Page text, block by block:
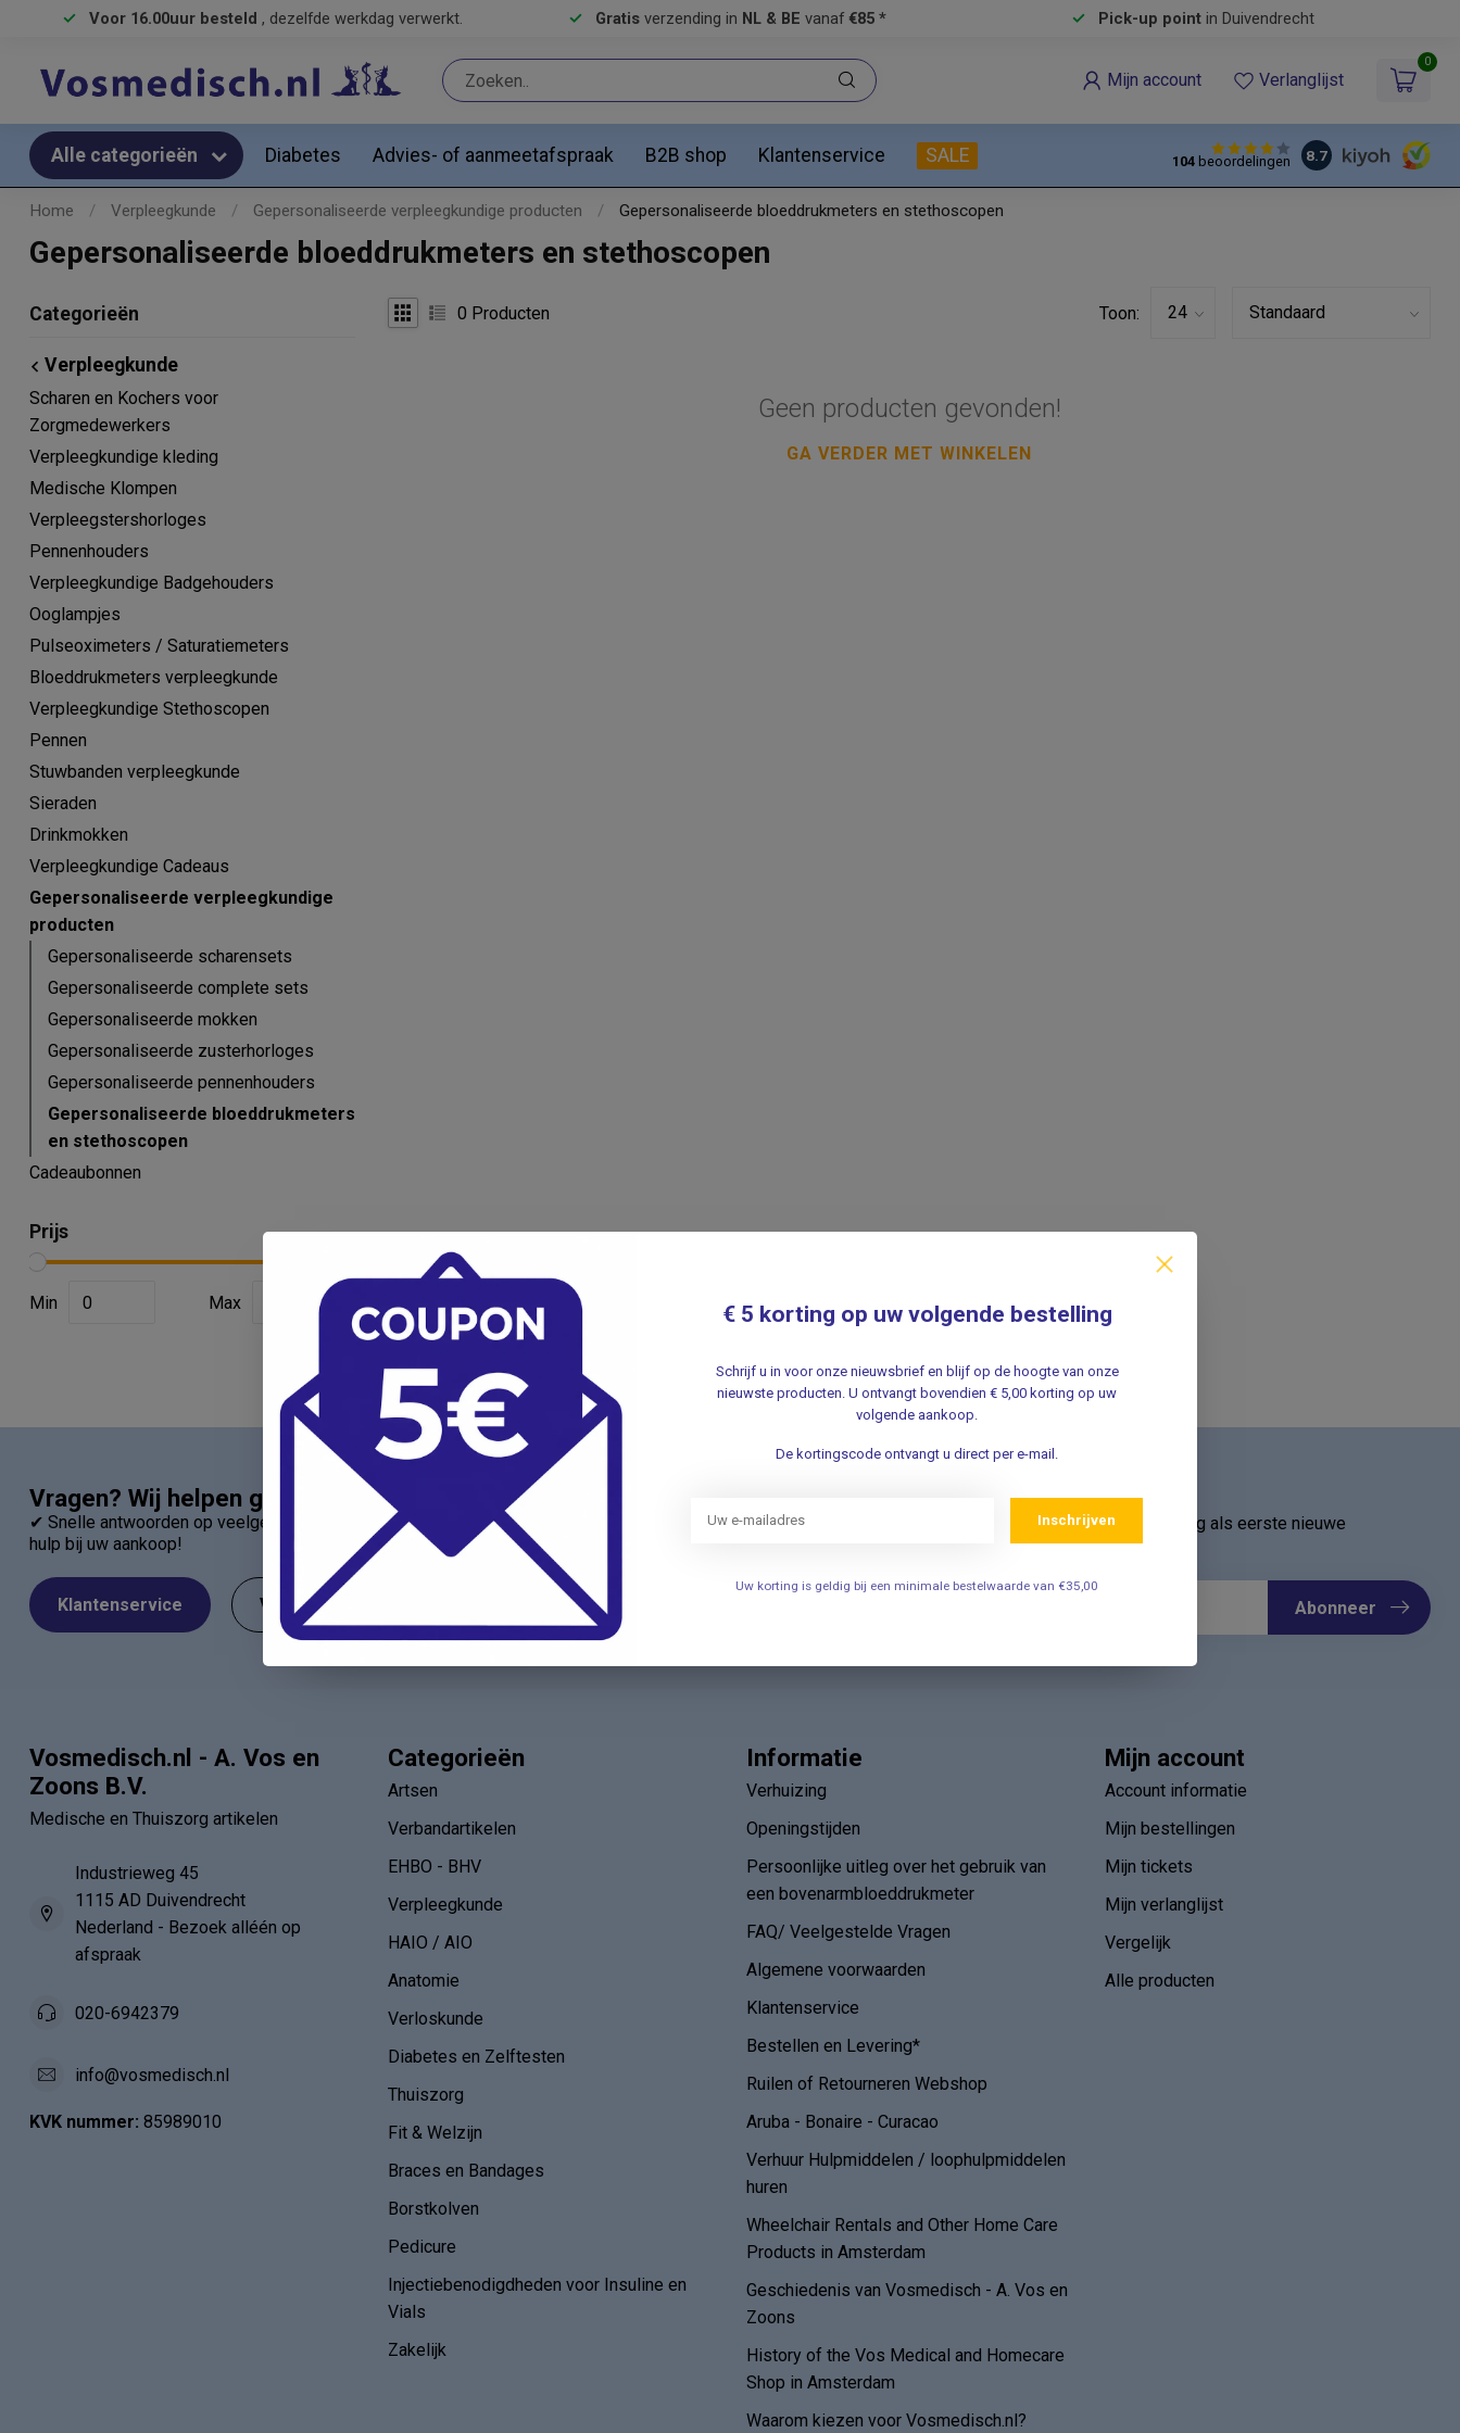
Voor 16.00uur besteld , dezelfde werkdag verwerkt. Gratis verzending in NL & BE vanaf €85 * Pick-up pointin Duivendrecht
Mijn account Verlanglijst
0
Alle categorieën Diabetes Advies- of aanmeetafspraak B2B shop Klantenservice SALE 104beoordelingen 8.7
Home / Verpleegkunde / Gepersonaliseerde verpleegkundige producten / Gepersonaliseerde bloeddrukmeters en stethoscopen
Gepersonaliseerde bloeddrukmeters en stethoscopen
Categorieën
Verpleegkunde
Scharen en Kochers voor
Zorgmedewerkers
Verpleegkundige kleding
Medische Klompen
Verpleegstershorloges
Pennenhouders
Verpleegkundige Badgehouders
Ooglampjes
Pulseoximeters / Saturatiemeters
Bloeddrukmeters verpleegkunde
Verpleegkundige Stethoscopen
Pennen
Stuwbanden verpleegkunde
Sieraden
Drinkmokken
Verpleegkundige Cadeaus
Gepersonaliseerde verpleegkundige
producten
Gepersonaliseerde scharensets
Gepersonaliseerde complete sets
Gepersonaliseerde mokken
Gepersonaliseerde zusterhorloges
Gepersonaliseerde pennenhouders
Gepersonaliseerde bloeddrukmeters
en stethoscopen
Cadeaubonnen
Prijs
Min Max
0 Producten Toon:
Geen producten gevonden!
GA VERDER MET WINKELEN
Vragen? Wij helpen graag!
✔ Snelle antwoorden op veelgestelde vragen ✔ Direct contact met onze klantenservice ✔ Altijd
hulp bij uw aankoop!
Klantenservice Veelgestelde Vragen
Schrijf u in voor onze nieuwsbrief en ontvang als eerste nieuwe
aanbiedingen Meld u nu aan ➡️
Abonneer
Vosmedisch.nl - A. Vos en
Zoons B.V.
Medische en Thuiszorg artikelen
Industrieweg 45
1115 AD Duivendrecht
Nederland - Bezoek alléén op
afspraak
020-6942379
info@vosmedisch.nl
KVK nummer: 85989010
Categorieën
Artsen
Verbandartikelen
EHBO - BHV
Verpleegkunde
HAIO / AIO
Anatomie
Verloskunde
Diabetes en Zelftesten
Thuiszorg
Fit & Welzijn
Braces en Bandages
Borstkolven
Pedicure
Injectiebenodigdheden voor Insuline en
Vials
Zakelijk
Informatie
Verhuizing
Openingstijden
Persoonlijke uitleg over het gebruik van
een bovenarmbloeddrukmeter
FAQ/ Veelgestelde Vragen
Algemene voorwaarden
Klantenservice
Bestellen en Levering*
Ruilen of Retourneren Webshop
Aruba - Bonaire - Curacao
Verhuur Hulpmiddelen / loophulpmiddelen
huren
Wheelchair Rentals and Other Home Care
Products in Amsterdam
Geschiedenis van Vosmedisch - A. Vos en
Zoons
History of the Vos Medical and Homecare
Shop in Amsterdam
Waarom kiezen voor Vosmedisch.nl?
Mijn account
Account informatie
Mijn bestellingen
Mijn tickets
Mijn verlanglijst
Vergelijk
Alle producten
€ 5 korting op uw volgende bestelling
Schrijf u in voor onze nieuwsbrief en blijf op de hoogte van onze
nieuwste producten. U ontvangt bovendien € 5,00 korting op uw
volgende aankoop.
De kortingscode ontvangt u direct per e-mail.
Inschrijven
Uw korting is geldig bij een minimale bestelwaarde van €35,00